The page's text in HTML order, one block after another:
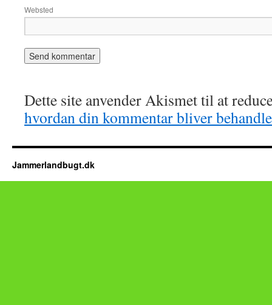
Websted
Dette site anvender Akismet til at
hvordan din kommentar bliver
Jammerlandbugt.dk